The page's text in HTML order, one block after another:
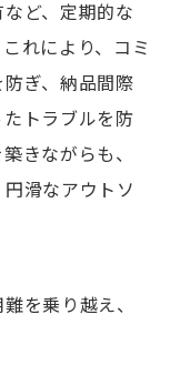
ど、定期的な
れにより、コミ
ぎ、納品間際
トラブルを防
きながらも、
滑なアウトソ
を乗り越え、